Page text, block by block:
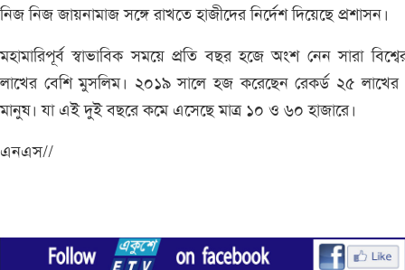
নিজ নিজ জায়নামাজ সঙ্গে রাখতে হাজীদের নির্দেশ দিয়েছে প্রশাসন।
মহামারিপূর্ব স্বাভাবিক সময়ে প্রতি বছর হজে অংশ নেন সারা
লাখের বেশি মুসলিম। ২০১৯ সালে হজ করেছেন রেকর্ড ২৫ লাখের
মানুষ। যা এই দুই বছরে কমে এসেছে মাত্র ১০ ও ৬০ হাজারে।
এনএস//